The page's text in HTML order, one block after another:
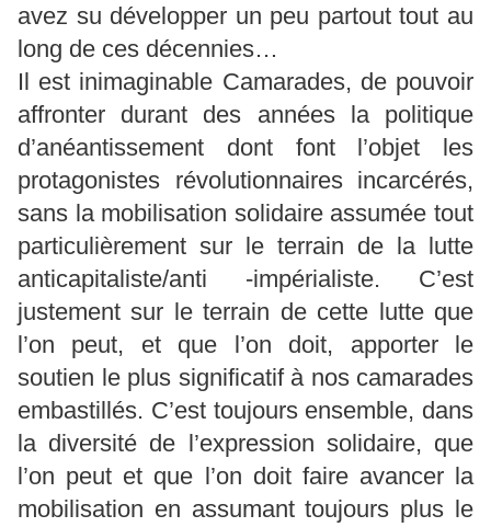
avez su développer un peu partout tout au
long de ces décennies…
Il est inimaginable Camarades, de pouvoir
affronter durant des années la politique
d’anéantissement dont font l’objet les
protagonistes révolutionnaires incarcérés,
sans la mobilisation solidaire assumée tout
particulièrement sur le terrain de la lutte
anticapitaliste/anti -impérialiste. C’est
justement sur le terrain de cette lutte que
l’on peut, et que l’on doit, apporter le
soutien le plus significatif à nos camarades
embastillés. C’est toujours ensemble, dans
la diversité de l’expression solidaire, que
l’on peut et que l’on doit faire avancer la
mobilisation en assumant toujours plus le